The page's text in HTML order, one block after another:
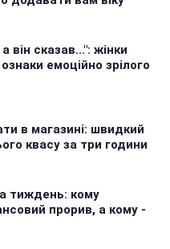
він сказав...": жінки
емоційно зрілого
в магазині: швидкий
квасу за три години
тиждень: кому
прорив, а кому -